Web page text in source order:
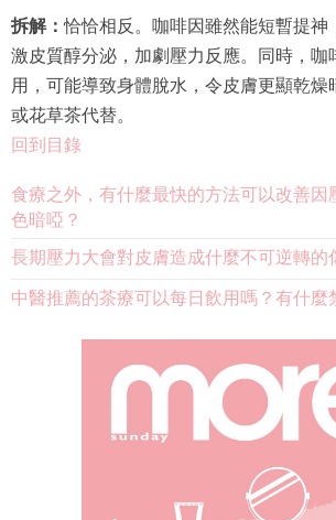
拆解：恰恰相反。咖啡因雖然能短暫提神
激皮質醇分泌，加劇壓力反應。同時，咖
用，可能導致身體脫水，令皮膚更顯乾燥
或花草茶代替。
回到目錄
食療之外，有什麼最快的方法可以改善因
色暗啞？
長期壓力大會對皮膚造成什麼不可逆轉的
中醫推薦的茶療可以每日飲用嗎？有什麼